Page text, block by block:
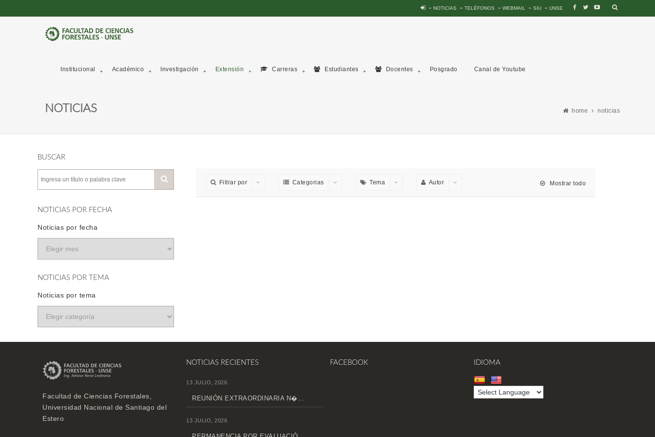
NOTICIAS TELÉFONOS WEBMAIL SIU UNSE
Institucional Académico Investigación Extensión Carreras Estudiantes Docentes Posgrado Canal de Youtube
NOTICIAS home noticias
BUSCAR
NOTICIAS POR FECHA
Noticias por fecha
NOTICIAS POR TEMA
Noticias por tema
Filtrar por Categorias Tema Autor Mostrar todo
Facultad de Ciencias Forestales,
Universidad Nacional de Santiago del
Estero
NOTICIAS RECIENTES
13 JULIO, 2026
REUNIÓN EXTRAORDINARIA N�...
13 JULIO, 2026
FACEBOOK IDIOMA